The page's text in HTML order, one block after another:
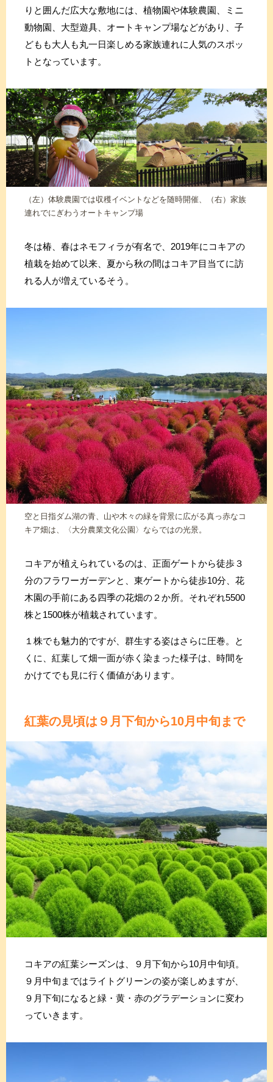
りと囲んだ広大な敷地には、植物園や体験農園、ミニ
動物園、大型遊具、オートキャンプ場などがあり、子
どもも大人も丸一日楽しめる家族連れに人気のスポッ
トとなっています。
（左）体験農園では収穫イベントなどを随時開催、（右）家族
連れでにぎわうオートキャンプ場
冬は椿、春はネモフィラが有名で、2019年にコキアの
植栽を始めて以来、夏から秋の間はコキア目当てに訪
れる人が増えているそう。
空と日指ダム湖の青、山や木々の緑を背景に広がる真っ赤なコ
キア畑は、〈大分農業文化公園〉ならではの光景。
コキアが植えられているのは、正面ゲートから徒歩３
分のフラワーガーデンと、東ゲートから徒歩10分、花
木園の手前にある四季の花畑の２か所。それぞれ5500
株と1500株が植栽されています。
１株でも魅力的ですが、群生する姿はさらに圧巻。と
くに、紅葉して畑一面が赤く染まった様子は、時間を
かけてでも見に行く価値があります。
紅葉の見頃は９月下旬から10月中旬まで
コキアの紅葉シーズンは、９月下旬から10月中旬頃。
９月中旬まではライトグリーンの姿が楽しめますが、
９月下旬になると緑・黄・赤のグラデーションに変わ
っていきます。